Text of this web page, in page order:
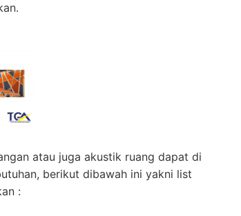
atau juga akustik ruang dapat di
berikut dibawah ini yakni list
: